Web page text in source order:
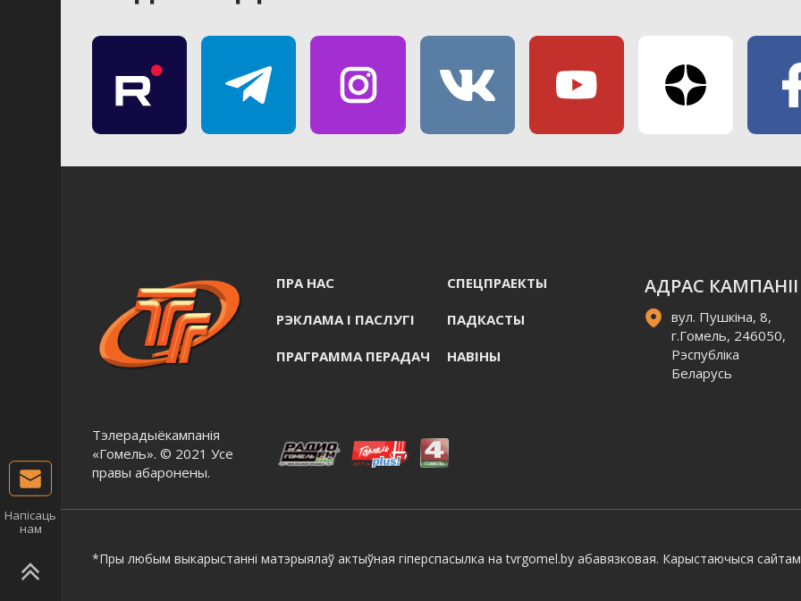
Тэлерадыёкампанія
«Гомель». © 2021 Усе
правы абаронены.
ПРА НАС СПЕЦПРАЕКТЫ
РЭКЛАМА I ПАСЛУГI ПАДКАСТЫ
ПРАГРАММА ПЕРАДАЧ НАВIНЫ
АДРАС КАМПАНІІ
вул. Пушкіна, 8,
г.Гомель, 246050,
Рэспубліка
Беларусь
*Пры любым выкарыстанні матэрыялаў актыўная гіперспасылка на tvrgomel.by абавязковая. Карыстаючыся
Напісаць
нам